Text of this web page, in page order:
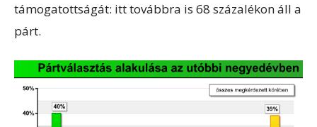
támogatottságát: itt továbbra is 68 százalékon áll a
párt.